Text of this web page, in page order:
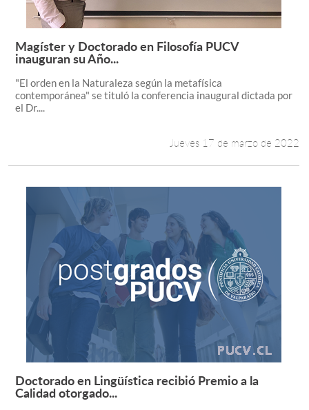
Leer más +
Magíster y Doctorado en Filosofía PUCV
inauguran su Año...
"El orden en la Naturaleza según la metafísica
contemporánea" se tituló la conferencia inaugural dictada por
el Dr....
Jueves 17 de marzo de 2022
Leer más +
Doctorado en Lingüística recibió Premio a la
Calidad otorgado...